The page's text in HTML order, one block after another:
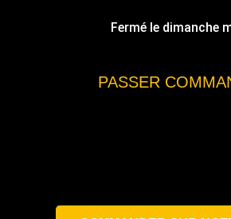
Fermé le dimanche
PASSER